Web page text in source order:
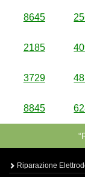
8645
2185
3729
8845
Riparazione